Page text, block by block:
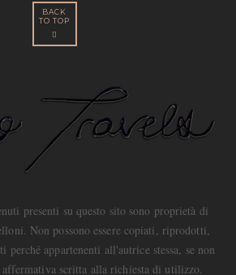
BACK
TO TOP
presenti su questo sito sono proprietà di
Non possono essere copiati, riprodotti,
appartenenti all'autrice stessa, se non
scritta alla richiesta di utilizzo.